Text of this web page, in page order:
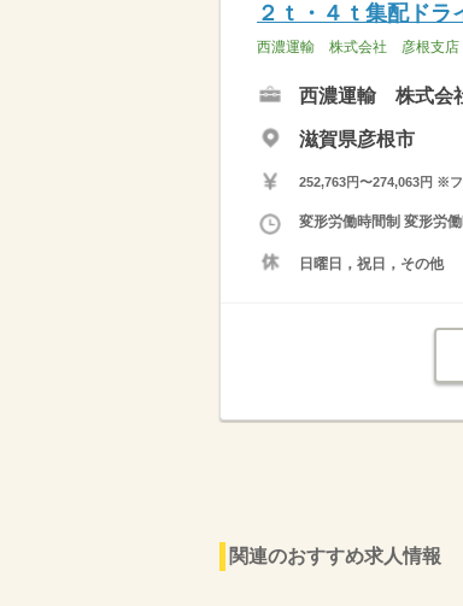
２ｔ・４ｔ集配ド
西濃運輸 株式会社 彦根支店
西濃運輸 株式会
滋賀県彦根市
252,763円〜274,063円 ※
変形労働時間制 変形労
日曜日，祝日，その他
関連のおすすめ求人情報